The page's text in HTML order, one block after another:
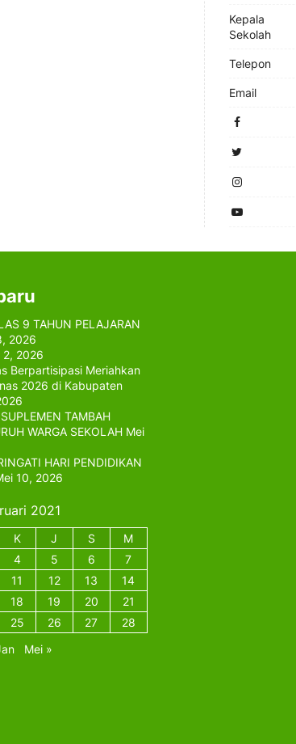
Kepala
Sekolah
Telepon
Email
9 TAHUN PELAJARAN
2026
2, 2026
Berpartisipasi Meriahkan
2026 di Kabupaten
TAMBAH
WARGA SEKOLAH Mei
HARI PENDIDIKAN
10, 2026
2021
K J S
M
4 5 6
7
11 12 13
14
18 19 20
21
25 26 27
28
Mei »